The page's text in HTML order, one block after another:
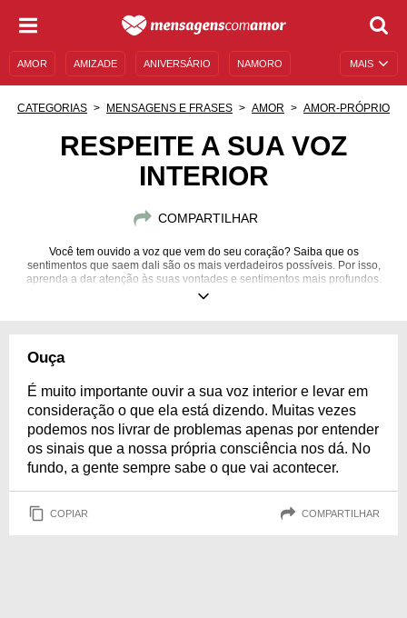
MAIS
AMOR AMIZADE ANIVERSÁRIO NAMORO
MENSAGENS DE ANIVERSÁRIO
CATEGORIAS MENSAGENS E FRASES AMOR AMOR-PRÓPRIO
RESPEITE A SUA VOZ
INTERIOR
COMPARTILHAR
Você tem ouvido a voz que vem do seu coração? Saiba que os
sentimentos que saem dali são os mais verdadeiros possíveis. Por isso,
aprenda a dar atenção às suas vontades e sentimentos mais profundos.
Venha se inspirar para refletir com as emoções do coração!
Ouça
É muito importante ouvir a sua voz interior e levar em
consideração o que ela está dizendo. Muitas vezes
podemos nos livrar de problemas apenas por entender
os sinais que a nossa própria consciência nos dá. No
fundo, a gente sempre sabe o que vai acontecer.
COPIAR COMPARTILHAR